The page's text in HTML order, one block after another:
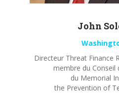
John
Directeur Threat Finance
membre du Conseil
du Memorial
the Prevention of